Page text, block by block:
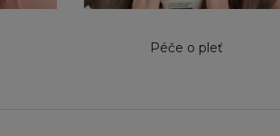
Péče o pleť